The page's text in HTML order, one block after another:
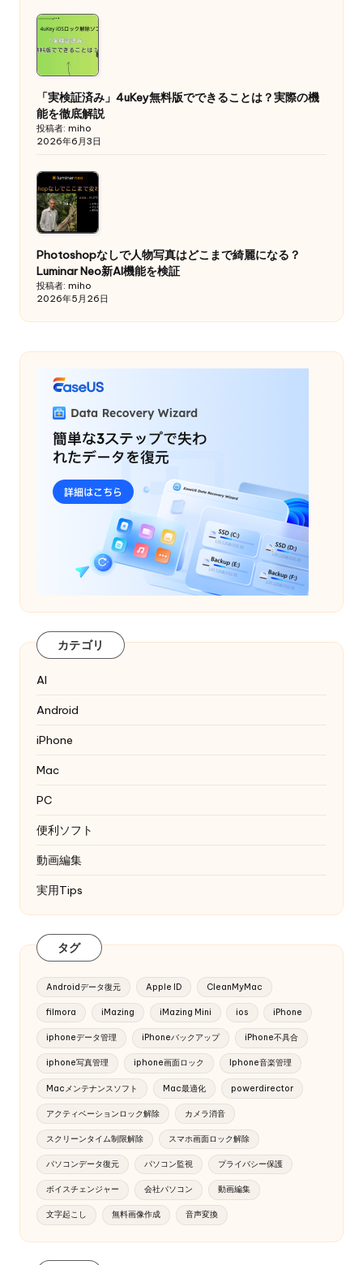
「実検証済み」4uKey無料版でできることは？実際の機
能を徹底解説
投稿者: miho
2026年6月3日
Photoshopなしで人物写真はどこまで綺麗になる？
Luminar Neo新AI機能を検証
投稿者: miho
2026年5月26日
カテゴリ
AI
Android
iPhone
Mac
PC
便利ソフト
動画編集
実用Tips
タグ
Androidデータ復元 Apple ID CleanMyMac
filmora iMazing iMazing Mini ios iPhone
iphoneデータ管理 iPhoneバックアップ iPhone不具合
iphone写真管理 iphone画面ロック Iphone音楽管理
Macメンテナンスソフト Mac最適化 powerdirector
アクティベーションロック解除 カメラ消音
スクリーンタイム制限解除 スマホ画面ロック解除
パソコンデータ復元 パソコン監視 プライバシー保護
ボイスチェンジャー 会社パソコン 動画編集
文字起こし 無料画像作成 音声変換